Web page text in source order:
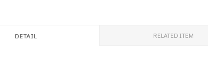
DETAIL RELATED ITEM